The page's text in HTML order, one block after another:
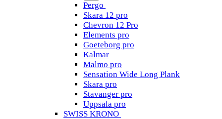
Pergo
Skara 12 pro
Chevron 12 Pro
Elements pro
Goeteborg pro
Kalmar
Malmo pro
Sensation Wide Long Plank
Skara pro
Stavanger pro
Uppsala pro
SWISS KRONO